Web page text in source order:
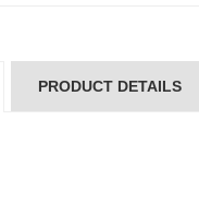
PRODUCT DETAILS